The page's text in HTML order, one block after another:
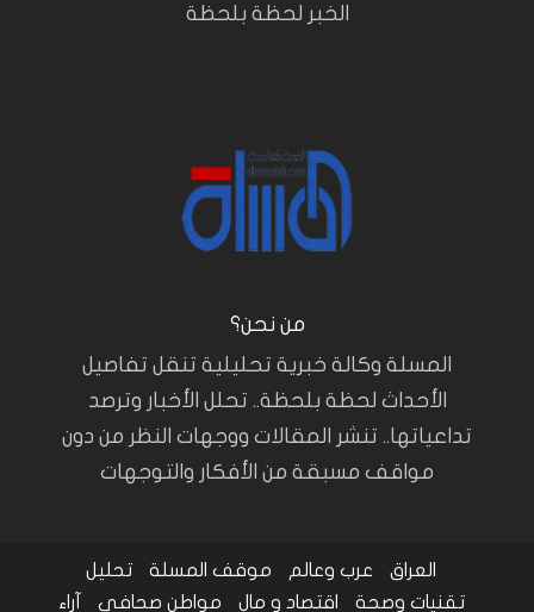
الخبر لحظة بلحظة
من نحن؟
المسلة وكالة خبرية تحليلية تنقل تفاصيل
الأحداث لحظة بلحظة.. تحلل الأخبار وترصد
تداعياتها.. تنشر المقالات ووجهات النظر من دون
مواقف مسبقة من الأفكار والتوجهات
العراق عرب وعالم موقف المسلة
تحليل
تقنيات وصحة
اقتصاد و مال مواطن صحافي آراء